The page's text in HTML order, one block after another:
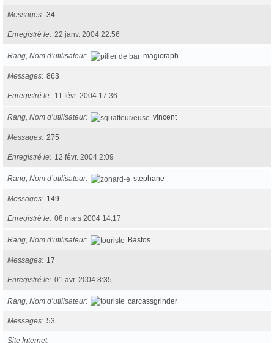
Messages 34
Enregistré le 22 janv. 2004 22:56
Rang, Nom d’utilisateur magicraph
Messages 863
Enregistré le 11 févr. 2004 17:36
Rang, Nom d’utilisateur vincent
Messages 275
Enregistré le 12 févr. 2004 2:09
Rang, Nom d’utilisateur stephane
Messages 149
Enregistré le 08 mars 2004 14:17
Rang, Nom d’utilisateur Bastos
Messages 17
Enregistré le 01 avr. 2004 8:35
Rang, Nom d’utilisateur carcassgrinder
Messages 53
Site Internet